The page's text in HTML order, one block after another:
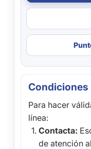
Condiciones
Para hacer
línea:
Contacta:
de atención